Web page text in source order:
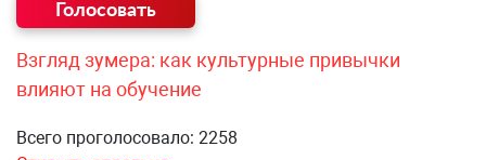
Взгляд зумера: как культурные привычки
влияют на обучение
Всего проголосовало: 2258